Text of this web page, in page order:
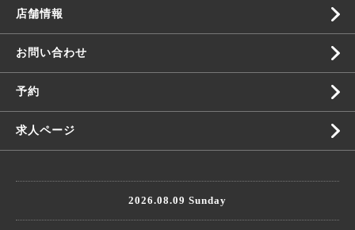
店舗情報
お問い合わせ
予約
求人ページ
2026.08.09 Sunday